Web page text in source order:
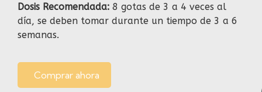
Dosis Recomendada: 8 gotas de 3 a 4 veces al
día, se deben tomar durante un tiempo de 3 a 6
semanas.
Comprar ahora